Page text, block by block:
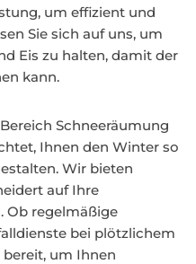
um effizient und
Sie sich auf uns, um
Eis zu halten, damit der
kann.
Schneeräumung
Ihnen den Winter so
Wir bieten
auf Ihre
Ob regelmäßige
bei plötzlichem
um Ihnen